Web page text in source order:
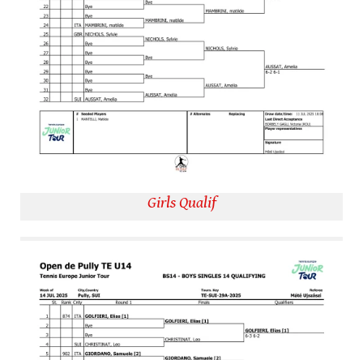
Girls Qualif